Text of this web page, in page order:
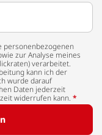
personenbezogenen
zur Analyse meines
verarbeitet.
kann ich der
wurde darauf
Daten jederzeit
widerrufen kann. *